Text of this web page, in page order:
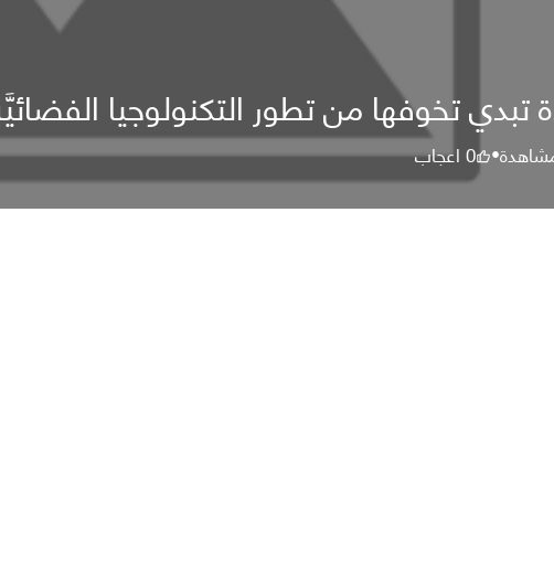
تبدي تخوفها من تطور التكنولوجيا
•
0اعجاب